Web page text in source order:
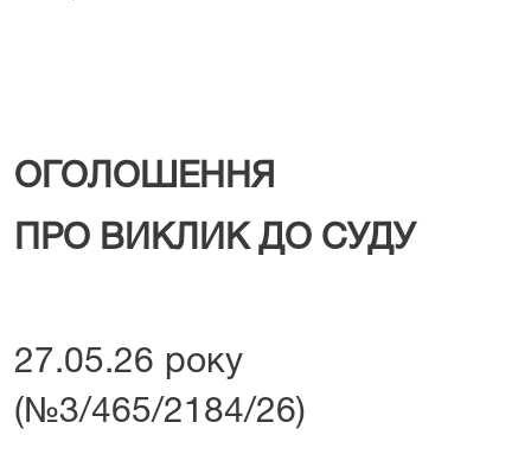
ОГОЛОШЕННЯ
ПРО ВИКЛИК ДО СУДУ
27.05.26 року
(№3/465/2184/26)